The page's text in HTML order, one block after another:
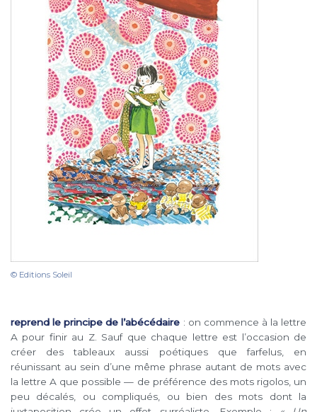
© Editions Soleil
reprend le principe de l’abécédaire : on commence à la lettre
A pour finir au Z. Sauf que chaque lettre est l’occasion de
créer des tableaux aussi poétiques que farfelus, en
réunissant au sein d’une même phrase autant de mots avec
la lettre A que possible — de préférence des mots rigolos, un
peu décalés, ou compliqués, ou bien des mots dont la